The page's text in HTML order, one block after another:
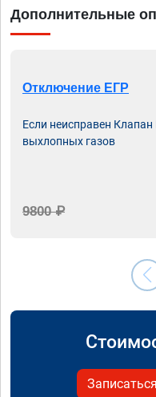
Дополнительные
Отключение ЕГР
Если неисправен
выхлопных газов
9800 ₽
Записаться